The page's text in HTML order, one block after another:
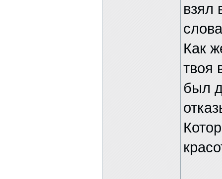
взял
Как
твоя
был